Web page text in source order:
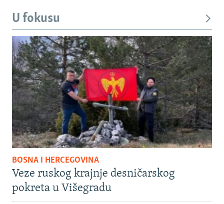
U fokusu
BOSNA I HERCEGOVINA
Veze ruskog krajnje desničarskog
pokreta u Višegradu